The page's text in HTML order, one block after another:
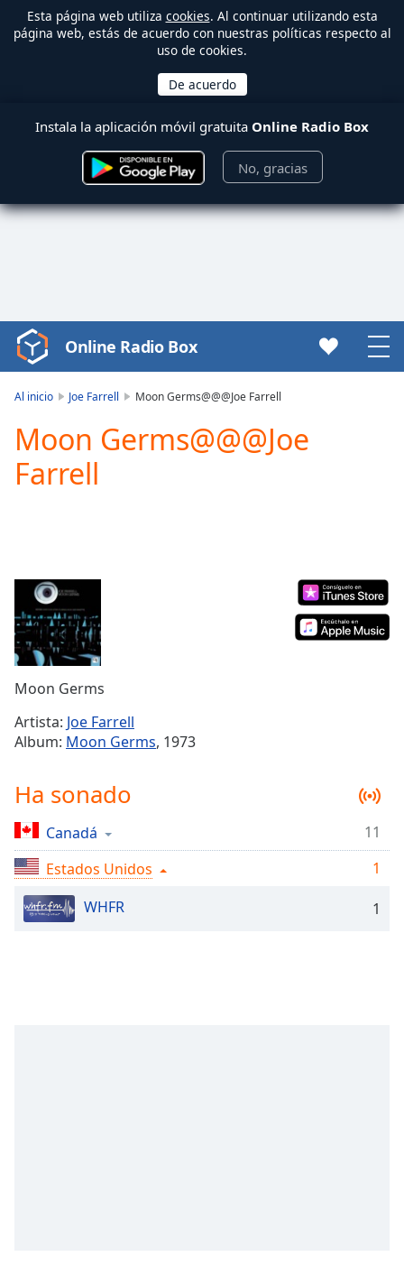
Esta página web utiliza cookies. Al continuar utilizando esta
página web, estás de acuerdo con nuestras políticas respecto al
uso de cookies.
Instala la aplicación móvil gratuita Online Radio Box
No, gracias
Video
Player
Play
Video
Play
Current
Time0:00
Duration-:-
Loaded:
Stream
TypeLIVE
Seek to
live,
liveLIVE
Time
Playback
Rate
Online Radio Box
Al inicio Joe Farrell Moon Germs@@@Joe Farrell
Moon Germs@@@Joe
Farrell
Moon Germs
Artista: Joe Farrell
Album: Moon Germs, 1973
Ha sonado
Canadá
11
Estados Unidos
1
WHFR
1